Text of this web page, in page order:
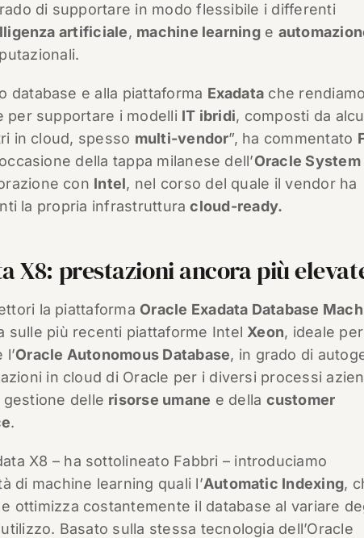
di supportare in modo flessibile i differenti
artificiale, machine learninge
database e alla piattaforma Exadata che
per supportare i modelli IT ibridi, composti da
in cloud, spesso multi-vendor”, ha commentato
della tappa milanese dell’Oracle System
con Intel, nel corso del quale il vendor ha
la propria infrastrutturacloud-ready.
X8: prestazioni ancora più
la piattaforma Oracle Exadata Database
sulle più recenti piattaforme Intel Xeon, ideale per
l’Oracle Autonomous Database, in grado di
in cloud di Oracle per i diversi processi
gestione delle risorse umane e della customer
.
X8 – ha sottolineato Fabbri – introduciamo
di machine learning quali l’Automatic Indexing,
ottimizza costantemente il database al variare
Basato sulla stessa tecnologia dell’Oracle